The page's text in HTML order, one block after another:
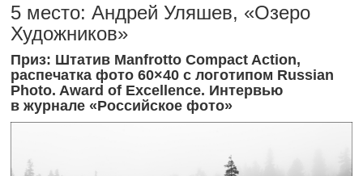
5 место: Андрей Уляшев, «Озеро
Художников»
Приз: Штатив Manfrotto Compact Action,
распечатка фото 60×40 с логотипом Russian
Photo. Award of Excellence. Интервью
в журнале «Российское фото»